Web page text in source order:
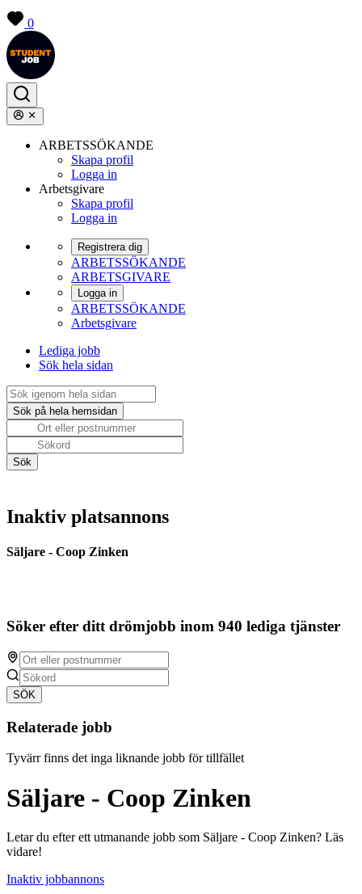
0
ARBETSSÖKANDE
Skapa profil
Logga in
Arbetsgivare
Skapa profil
Logga in
Registrera dig
ARBETSSÖKANDE
ARBETSGIVARE
Logga in
ARBETSSÖKANDE
Arbetsgivare
Lediga jobb
Sök hela sidan
Inaktiv platsannons
Säljare - Coop Zinken
Söker efter ditt drömjobb inom 940 lediga tjänster
SÖK
Relaterade jobb
Tyvärr finns det inga liknande jobb för tillfället
Säljare - Coop Zinken
Letar du efter ett utmanande jobb som Säljare - Coop Zinken? Läs
vidare!
Inaktiv jobbannons